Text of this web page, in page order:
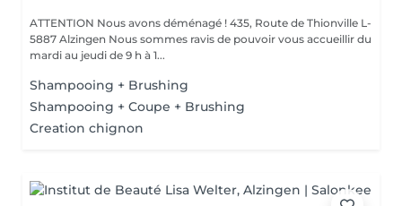
ATTENTION Nous avons déménagé ! 435, Route de Thionville L-
5887 Alzingen Nous sommes ravis de pouvoir vous accueillir du
mardi au jeudi de 9 h à 1...
Shampooing + Brushing
Shampooing + Coupe + Brushing
Creation chignon